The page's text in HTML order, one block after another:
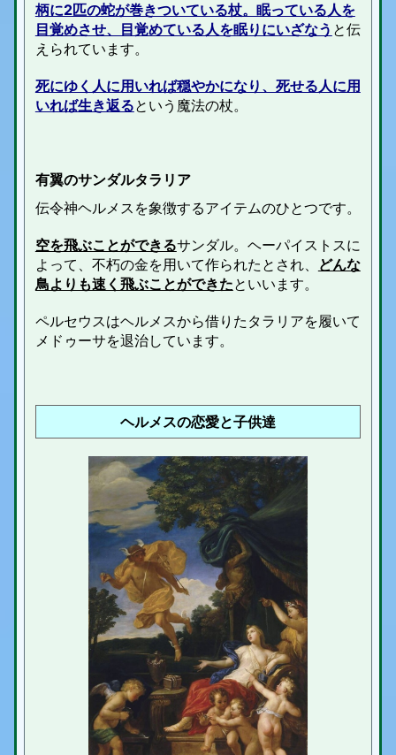
柄に2匹の蛇が巻きついている杖。眠っている人を
目覚めさせ、目覚めている人を眠りにいざなう と伝
えられています。
死にゆく人に用いれば穏やかになり、死せる人に用
いれば生き返るという魔法の杖。
有翼のサンダルタラリア
伝令神ヘルメスを象徴するアイテムのひとつです。
空を飛ぶことができるサンダル。ヘーパイストスに
よって、不朽の金を用いて作られたとされ、
どんな
鳥よりも速く飛ぶことができたといいます。
ペルセウスはヘルメスから借りたタラリアを履いて
メドゥーサを退治しています。
ヘルメスの恋愛と子供達